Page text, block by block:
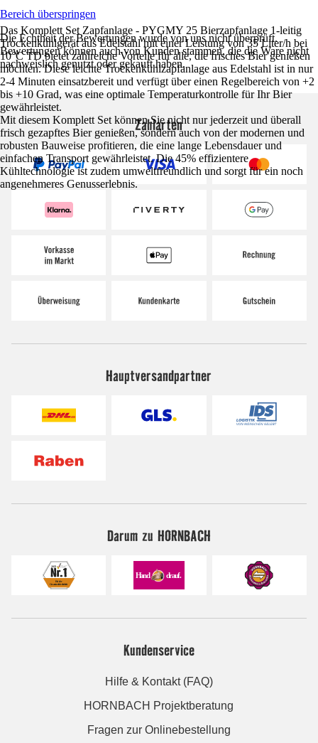
Das Komplett Set Zapfanlage - PYGMY 25 Bierzapfanlage 1-leitig
Trockenkühlgerät aus Edelstahl mit einer Leistung von 35 Liter/h bei
10°C TD bietet zahlreiche Vorteile für alle, die frisches Bier genießen
möchten. Diese leichte Trockenkühlzapfanlage aus Edelstahl ist in nur
2-4 Minuten einsatzbereit und verfügt über einen Regelbereich von +2
bis +10 Grad, was eine optimale Temperaturkontrolle für Ihr Bier
gewährleistet.
Mit diesem Komplett Set können Sie nicht nur jederzeit und überall
frisch gezapftes Bier genießen, sondern auch von der modernen und
robusten Bauweise profitieren, die eine lange Lebensdauer und
einfachen Transport gewährleistet. Die 45% effizientere
Kühltechnologie ist zudem umweltfreundlich und sorgt für ein noch
angenehmeres Genusserlebnis.
Bereich überspringen
Die Echtheit der Bewertungen wurde von uns nicht überprüft.
Bewertungen können auch von Kunden stammen, die die Ware nicht
nachweislich genutzt oder gekauft haben.
Zahlarten
Hauptversandpartner
Darum zu HORNBACH
Kundenservice
Hilfe & Kontakt (FAQ)
HORNBACH Projektberatung
Fragen zur Onlinebestellung